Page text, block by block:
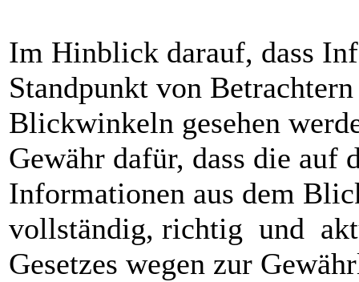
Im Hinblick darauf, dass
Standpunkt von
Blickwinkeln gesehen
Gewähr dafür, dass die auf
Informationen aus dem
vollständig, richtig und
Gesetzes wegen zur